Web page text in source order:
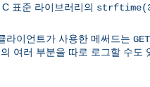
C 표준 라이브러리의
라이언트가 사용한 메써드는 GET
여러 부분을 따로 로그할 수도